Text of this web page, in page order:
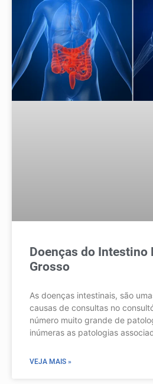
Doenças do Intestino
Grosso
As doenças intestinais, são
causas de consultas no
número muito grande de
inúmeras as patologias
VEJA MAIS »